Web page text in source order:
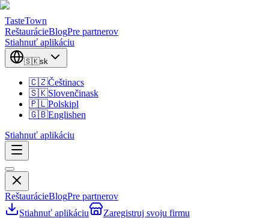
TasteTown
ReštaurácieBlogPre partnerov
Stiahnuť aplikáciu
🇸🇰sk
🇨🇿Češtinacs
🇸🇰Slovenčinask
🇵🇱Polskipl
🇬🇧Englishen
Stiahnuť aplikáciu
ReštaurácieBlogPre partnerov
Stiahnuť aplikáciu
Zaregistruj svoju firmu